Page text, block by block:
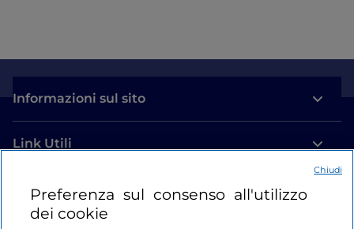
Informazioni sul sito
Link Utili
Login
Restiamo in contatto
Preferenza sul consenso all'utilizzo
dei cookie
Chiudi